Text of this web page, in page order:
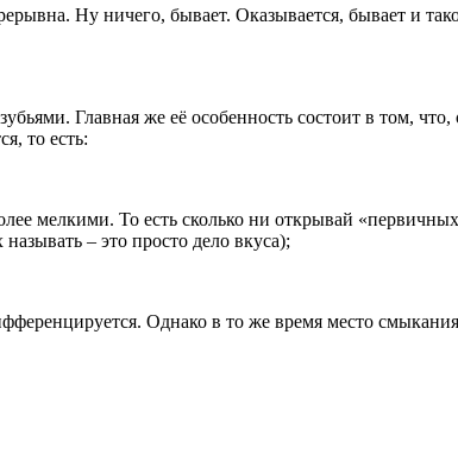
Ну ничего, бывает. Оказывается, бывает и
Главная же её особенность состоит в том,
то есть:
мелкими. То есть сколько ни открывай
– это просто дело вкуса);
Однако в то же время место